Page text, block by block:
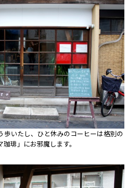
歩いたし、ひと休みのコーヒーは格別の
琲」にお邪魔します。